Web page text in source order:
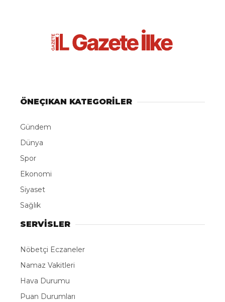
ÖNEÇIKAN KATEGORİLER
Gündem
Dünya
Spor
Ekonomi
Siyaset
Sağlık
SERVİSLER
Nöbetçi Eczaneler
Namaz Vakitleri
Hava Durumu
Puan Durumları